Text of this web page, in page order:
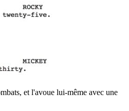
et l'avoue lui-même avec une